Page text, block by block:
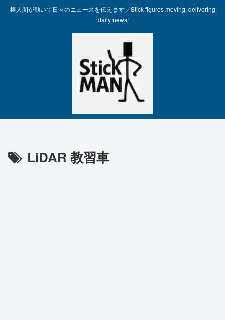
棒人間が動いて日々のニュースを伝えます／Stick figures moving, delivering
daily news
LiDAR 教習車